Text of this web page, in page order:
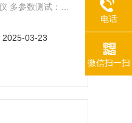
2025-03-23
电话
微信扫一扫